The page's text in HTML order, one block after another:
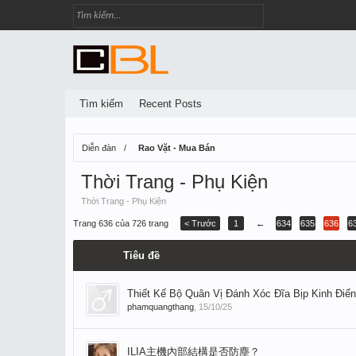
Diễn đàn Rao Vặt - Mua Bán
Thời Trang - Phụ Kiện
Thời Trang - Phụ Kiện
Trang 636 của 726 trang < Trước 1 ← 634 635 636
Tiêu đề
Thiết Kế Bộ Quân Vị Đánh Xóc Đĩa Bịp Kinh Điển
phamquangthang 15/10/25
ILIA主機內部結構是否防塵？
Tìm kiếm Recent Posts